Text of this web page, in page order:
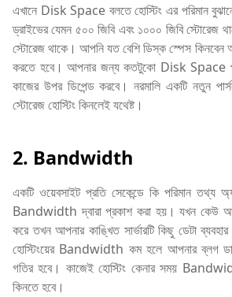
এখানে Disk Space বলতে হোস্টিং এর পরিমান
ড্রাইভের যেমন ৫০০ জিবি এবং ১০০০ জিবি স্টোরেজ
স্টোরেজ থাকে। আপনি যত বেশি ডিস্ক স্পেস কিনবেন
করতে হবে। আপনার জন্য কতটুকো Disk Space
কাজের উপর ডিপেন্ড করবে। নরমালি একটি নতুন
স্টোরেজ হোস্টিং কিনলেই যথেষ্ট।
2. Bandwidth
একটি ওয়েবসাইট প্রতি সেকেন্ডে কি পরিমান তথ্য
Bandwidth দ্বারা প্রকাশ করা হয়। যখন কেউ
করে তখন আপনার কাঙ্খিত সার্ভারটি কিছু ডেটা
হোস্টিংয়ের Bandwidth কম হলে আপনার ব্লগ
গতির হবে। কাজেই হোস্টিং কেনার সময়
কিনতে হবে।